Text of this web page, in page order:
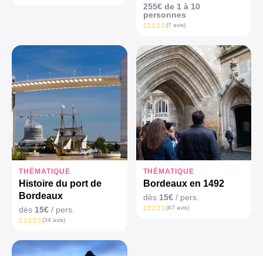
255€ de 1 à 10
personnes
(7 avis)
THÉMATIQUE
Histoire du port de
Bordeaux
dès 15€ / pers.
(34 avis)
THÉMATIQUE
Bordeaux en 1492
dès 15€/ pers.
(67 avis)